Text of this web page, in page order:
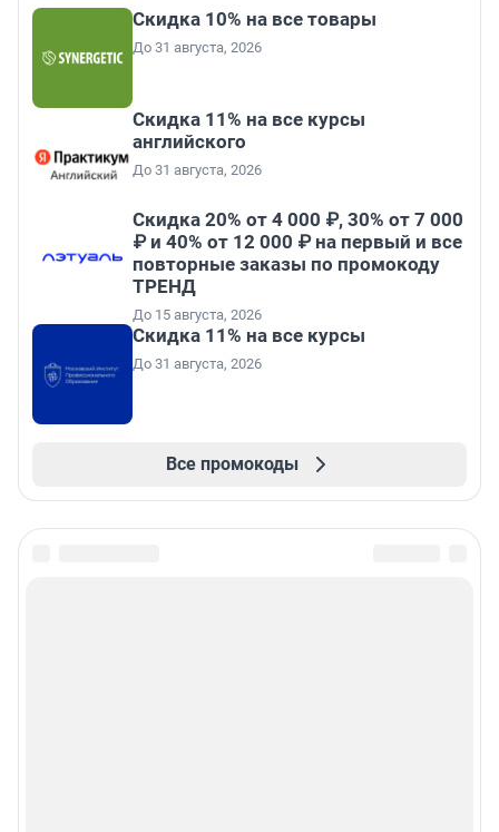
Скидка 10% на все товары
До 31 августа, 2026
Скидка 11% на все курсы
английского
До 31 августа, 2026
Скидка 20% от 4 000 ₽, 30% от 7 000
₽ и 40% от 12 000 ₽ на первый и все
повторные заказы по промокоду
ТРЕНД
До 15 августа, 2026
Скидка 11% на все курсы
До 31 августа, 2026
Все промокоды